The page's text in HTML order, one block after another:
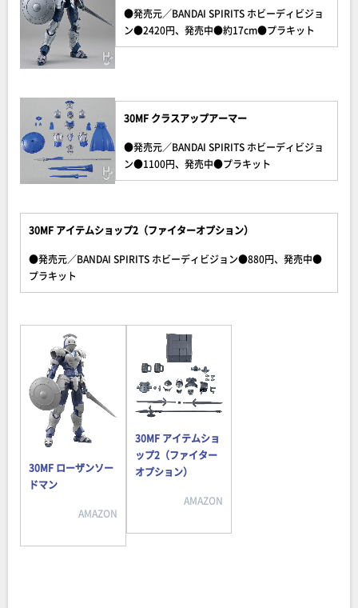
●発売元／BANDAI SPIRITS ホビーディビジョ
ン●2420円、発売中●約17cm●プラキット
30MF クラスアップアーマー
●発売元／BANDAI SPIRITS ホビーディビジョ
ン●1100円、発売中●プラキット
30MF アイテムショップ2（ファイターオプション）
●発売元／BANDAI SPIRITS ホビーディビジョン●880円、発売中●
プラキット
30MF ローザンソー
ドマン
AMAZON
30MF アイテムショ
ップ2（ファイター
オプション）
AMAZON